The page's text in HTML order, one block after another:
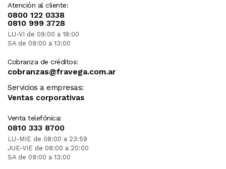
Atención al cliente:
0800 122 0338
0810 999 3728
LU-VI de 09:00 a 18:00
SA de 09:00 a 13:00
Cobranza de créditos:
cobranzas@fravega.com.ar
Servicios a empresas:
Ventas corporativas
Venta telefónica:
0810 333 8700
LU-MIE de 08:00 a 23:59
JUE-VIE de 08:00 a 20:00
SA de 09:00 a 13:00